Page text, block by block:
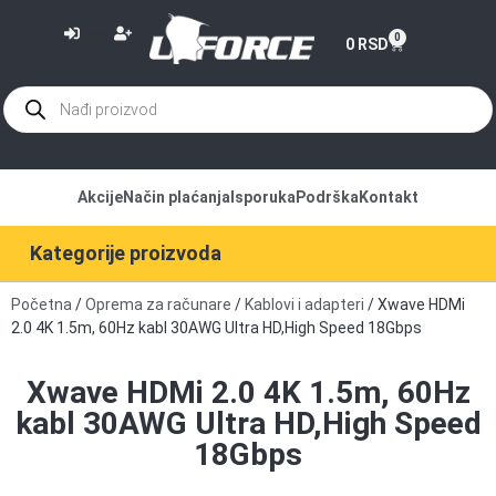
0 RSD 0
Kategorije proizvoda
AkcijeNačin plaćanja Isporuka Podrška Kontakt
Početna /Oprema za računare / Kablovi i adapteri / Xwave HDMi
2.0 4K 1.5m, 60Hz kabl 30AWG Ultra HD,High Speed 18Gbps
Xwave HDMi 2.0 4K 1.5m, 60Hz
kabl 30AWG Ultra HD,High Speed
18Gbps